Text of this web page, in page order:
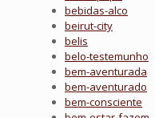
bebidas-alco
beirut-city
belis
belo-testemunho
bem-aventurada
bem-aventurado
bem-consciente